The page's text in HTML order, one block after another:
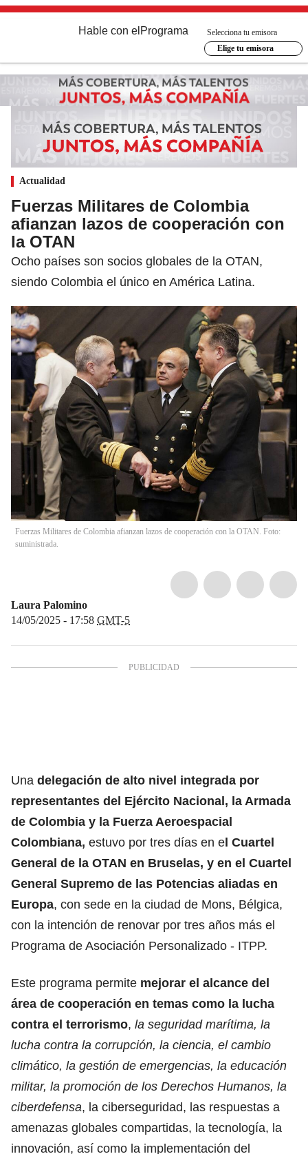
Hable con el Programa
Selecciona tu emisora
Elige tu emisora
Actualidad
Fuerzas Militares de Colombia
afianzan lazos de cooperación con
la OTAN
Ocho países son socios globales de la OTAN,
siendo Colombia el único en América Latina.
Fuerzas Militares de Colombia afianzan lazos de cooperación con la OTAN. Foto:
suministrada.
Laura Palomino
14/05/2025 - 17:58 GMT-5
Una delegación de alto nivel integrada por
representantes del Ejército Nacional, la Armada
de Colombia y la Fuerza Aeroespacial
Colombiana, estuvo por tres días en el Cuartel
General de la OTAN en Bruselas, y en el Cuartel
General Supremo de las Potencias aliadas en
Europa, con sede en la ciudad de Mons, Bélgica,
con la intención de renovar por tres años más el
Programa de Asociación Personalizado - ITPP.
Este programa permite mejorar el alcance del
área de cooperación en temas como la lucha
contra el terrorismo, la seguridad marítima, la
lucha contra la corrupción, la ciencia, el cambio
climático, la gestión de emergencias, la educación
militar, la promoción de los Derechos Humanos, la
ciberdefensa, la ciberseguridad, las respuestas a
amenazas globales compartidas, la tecnología, la
innovación, así como la implementación del